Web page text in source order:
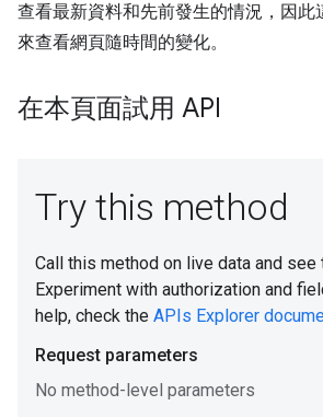
查看最新資料和先前發生的情況，因此
來查看網頁隨時間的變化。
在本頁面試用 API